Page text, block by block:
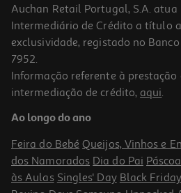
Cuecas Menstruais Auchan Preto Fluxo
7.03 €/un
21,09 €
Auchan Retail Portugal, S.A.
Intermediário de Crédito a título
exclusividade, registado no
7952.
Informação referente à prestação
intermediação de crédito, aqui.
Ao longo do ano
Feira do Bebé Queijos, Vinhos e
dos Namorados Dia do Pai Páscoa
às Aulas Singles' Day Black Friday